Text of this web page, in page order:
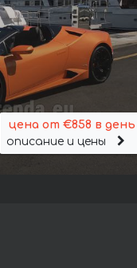
цена от €858 в день
описание и цены